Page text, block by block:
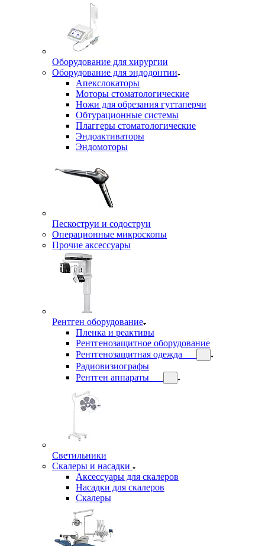
Оборудование для хирургии
Оборудование для эндодонтии
Апекслокаторы
Моторы стоматологические
Ножи для обрезания гуттаперчи
Обтурационные системы
Плаггеры стоматологические
Эндоактиваторы
Эндомоторы
Пескоструи и содоструи
Операционные микроскопы
Прочие аксессуары
Рентген оборудование
Пленка и реактивы
Рентгенозащитное оборудование
Рентгенозащитная одежда
Радиовизиографы
Рентген аппараты
Светильники
Скалеры и насадки
Аксессуары для скалеров
Насадки для скалеров
Скалеры